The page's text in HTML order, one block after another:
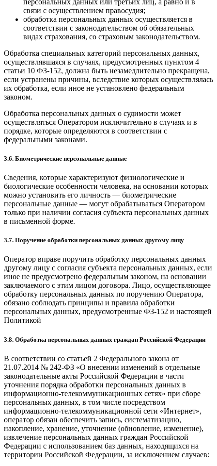
связи с осуществлением правосудия;
обработка персональных данных осуществляется в
соответствии с законодательством об обязательных
видах страхования, со страховым законодательством.
Обработка специальных категорий персональных данных,
осуществлявшаяся в случаях, предусмотренных пунктом 4
статьи 10 ФЗ-152, должна быть незамедлительно прекращена,
если устранены причины, вследствие которых осуществлялась
их обработка, если иное не установлено федеральным
законом.
Обработка персональных данных о судимости может
осуществляться Оператором исключительно в случаях и в
порядке, которые определяются в соответствии с
федеральными законами.
3.6. Биометрические персональные данные
Сведения, которые характеризуют физиологические и
биологические особенности человека, на основании которых
можно установить его личность — биометрические
персональные данные — могут обрабатываться Оператором
только при наличии согласия субъекта персональных данных
в письменной форме.
3.7. Поручение обработки персональных данных другому лицу
Оператор вправе поручить обработку персональных данных
другому лицу с согласия субъекта персональных данных, если
иное не предусмотрено федеральным законом, на основании
заключаемого с этим лицом договора. Лицо, осуществляющее
обработку персональных данных по поручению Оператора,
обязано соблюдать принципы и правила обработки
персональных данных, предусмотренные ФЗ-152 и настоящей
Политикой
3.8. Обработка персональных данных граждан Российской Федерации
В соответствии со статьей 2 Федерального закона от
21.07.2014 № 242-ФЗ «О внесении изменений в отдельные
законодательные акты Российской Федерации в части
уточнения порядка обработки персональных данных в
информационно-телекоммуникационных сетях» при сборе
персональных данных, в том числе посредством
информационно-телекоммуникационной сети «Интернет»,
оператор обязан обеспечить запись, систематизацию,
накопление, хранение, уточнение (обновление, изменение),
извлечение персональных данных граждан Российской
Федерации с использованием баз данных, находящихся на
территории Российской Федерации, за исключением случаев: